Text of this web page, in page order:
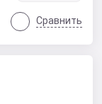
Сравнить